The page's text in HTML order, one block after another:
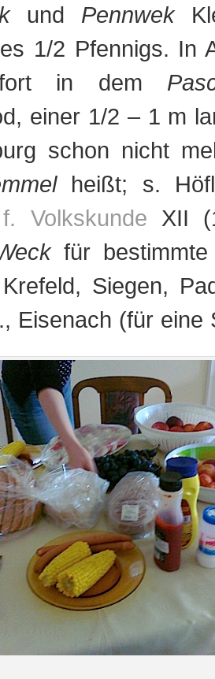
und Pennwek
1/2 Pfennigs. In
in dem
einer 1/2 – 1 m
schon nicht
heißt; s.
Volkskunde XII
für bestimmte
Siegen,
Eisenach (für eine